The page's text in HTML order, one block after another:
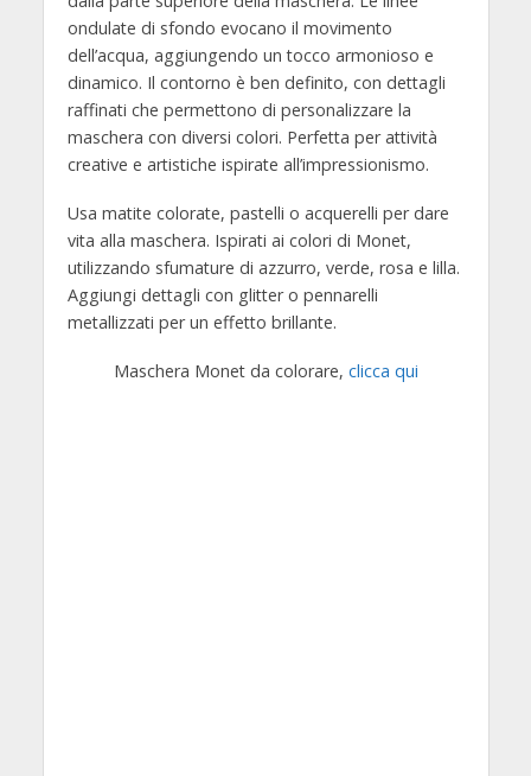
ondulate di sfondo evocano il movimento
dell’acqua, aggiungendo un tocco armonioso e
dinamico. Il contorno è ben definito, con dettagli
raffinati che permettono di personalizzare la
maschera con diversi colori. Perfetta per attività
creative e artistiche ispirate all’impressionismo.
Usa matite colorate, pastelli o acquerelli per dare
vita alla maschera. Ispirati ai colori di Monet,
utilizzando sfumature di azzurro, verde, rosa e lilla.
Aggiungi dettagli con glitter o pennarelli
metallizzati per un effetto brillante.
Maschera Monet da colorare, clicca qui